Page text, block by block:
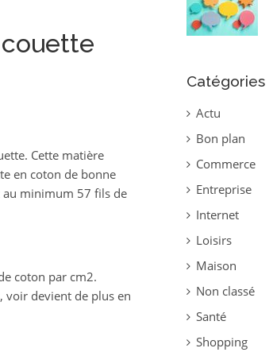
Cette matière
en coton de bonne
minimum 57 fils de
coton par cm2.
voir devient de plus en
Catégories
Actu
Bon plan
Commerce
Entreprise
Internet
Loisirs
Maison
Non classé
Santé
Shopping